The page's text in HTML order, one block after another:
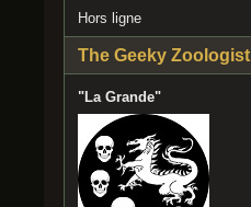
Hors ligne
The Geeky Zoologist
"La Grande"